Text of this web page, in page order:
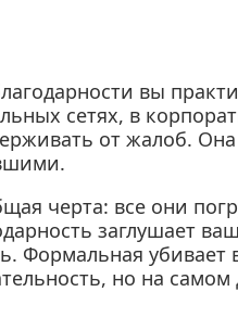
вы
сетях, в
от жалоб.
черта: все они
заглушает
Формальная
но на самом